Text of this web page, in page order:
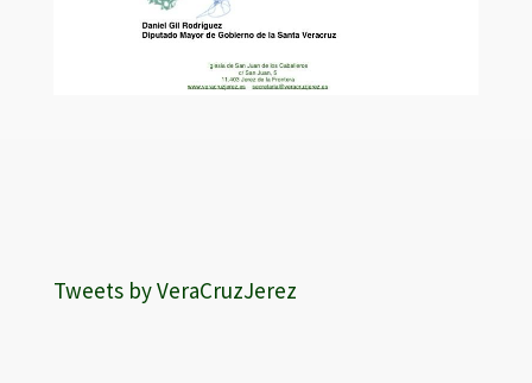
Tweets by VeraCruzJerez